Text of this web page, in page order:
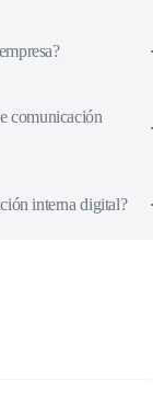
comunicación
interna digital?